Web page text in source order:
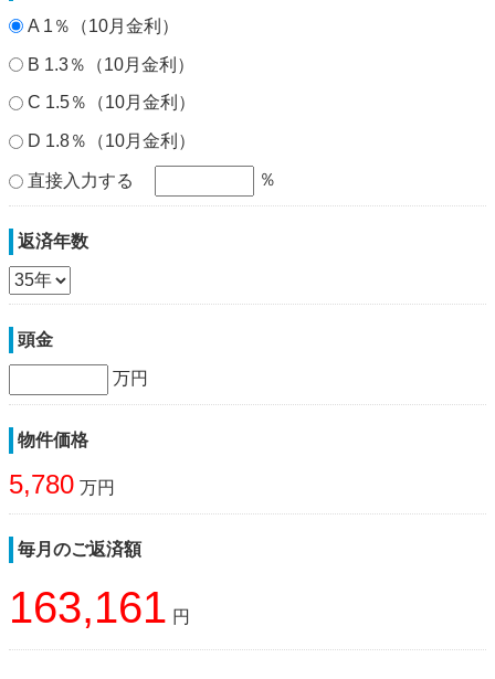
A 1％（10月金利）
B 1.3％（10月金利）
C 1.5％（10月金利）
D 1.8％（10月金利）
直接入力する ％
返済年数
頭金
万円
物件価格
5,780 万円
毎月のご返済額
163,161 円